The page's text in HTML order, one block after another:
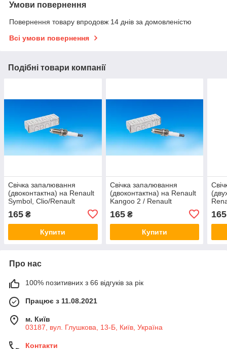
Умови повернення
Повернення товару впродовж 14 днів за домовленістю
Всі умови повернення
Подібні товари компанії
Свічка запалювання
(двоконтактна) на Renault
Symbol, Clio/Renault
165 ₴
Купити
Свічка запалювання
(двоконтактна) на Renault
Kangoo 2 / Renault
165₴
Купити
165
Про нас
100% позитивних з 66 відгуків за рік
Працює з 11.08.2021
м. Київ
03187, вул. Глушкова, 13-Б, Київ, Україна
Контакти